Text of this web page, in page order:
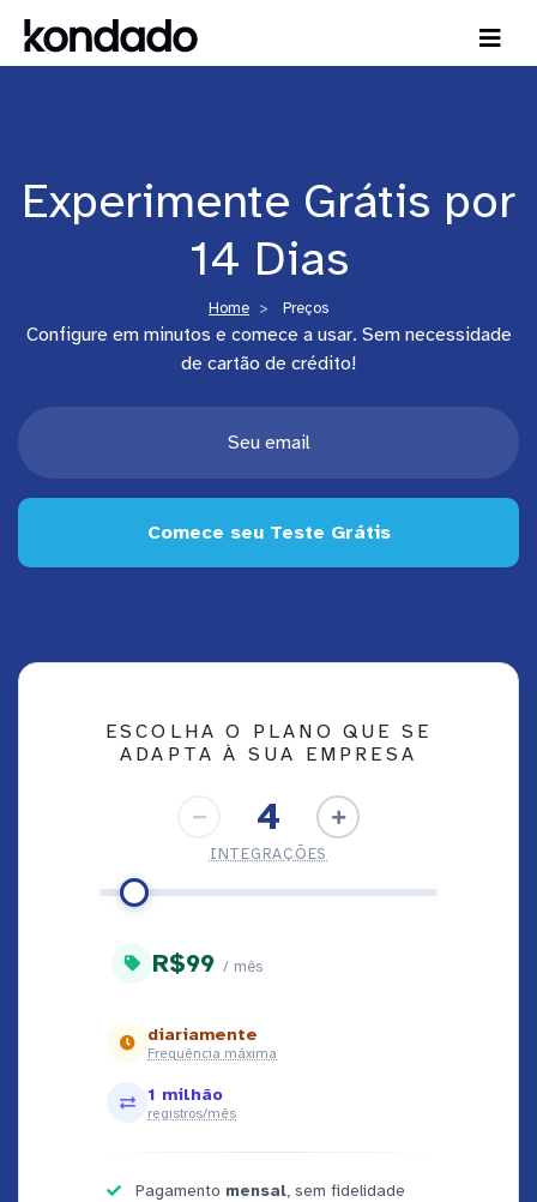
Experimente Grátis por
14 Dias
Home Preços
Configure em minutos e comece a usar. Sem necessidade
de cartão de crédito!
Comece seu Teste Grátis
ESCOLHA O PLANO QUE SE
ADAPTA À SUA EMPRESA
4
INTEGRAÇÕES
R$99 / mês
diariamente
Frequência máxima
1 milhão
registros/mês
Pagamento mensal, sem fidelidade